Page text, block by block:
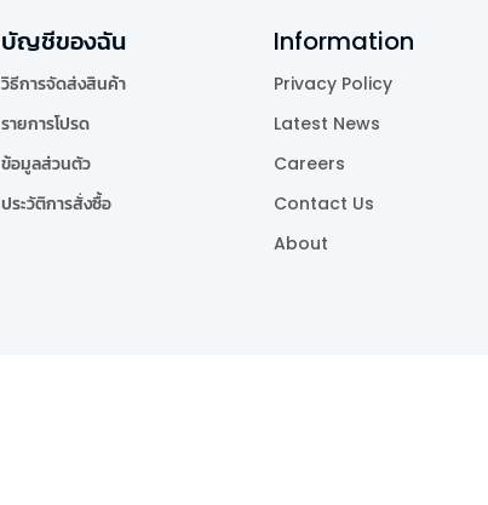
บัญชีของฉัน
วิธีการจัดส่งสินค้า
รายการโปรด
ข้อมูลส่วนตัว
ประวัติการสั่งซื้อ
Information
Privacy Policy
Latest News
Careers
Contact Us
About